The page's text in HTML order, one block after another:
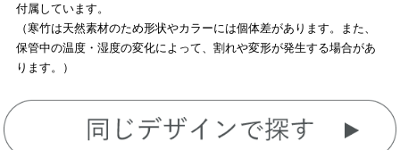
付属しています。
（寒竹は天然素材のため形状やカラーには個体差があります。また、
保管中の温度・湿度の変化によって、割れや変形が発生する場合があ
ります。）